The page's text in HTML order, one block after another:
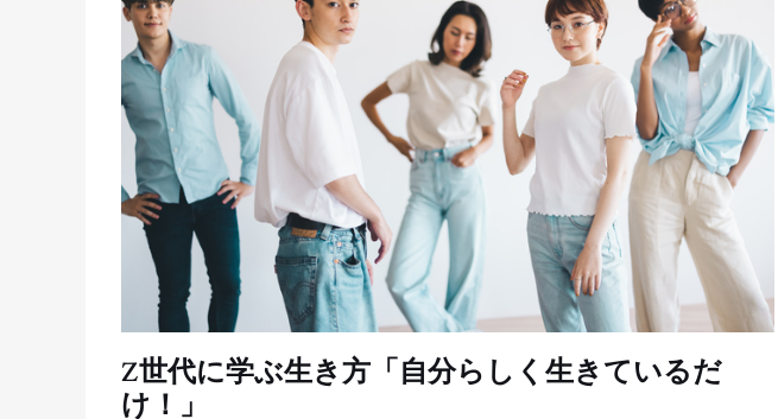
Z世代に学ぶ生き方「自分らしく生きているだ
け！」